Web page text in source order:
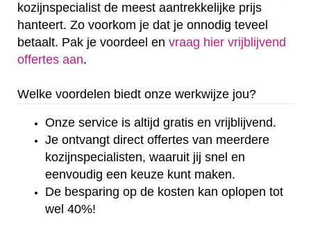
kozijnspecialist de meest aantrekkelijke prijs
hanteert. Zo voorkom je dat je onnodig teveel
betaalt. Pak je voordeel en vraag hier vrijblijvend
offertes aan.
Welke voordelen biedt onze werkwijze jou?
Onze service is altijd gratis en vrijblijvend.
Je ontvangt direct offertes van meerdere
kozijnspecialisten, waaruit jij snel en
eenvoudig een keuze kunt maken.
De besparing op de kosten kan oplopen tot
wel 40%!